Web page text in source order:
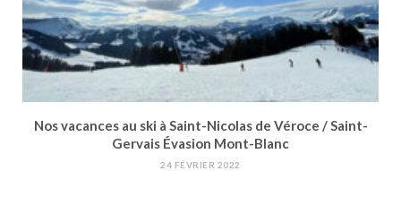
Nos vacances au ski à Saint-Nicolas de Véroce / Saint-
Gervais Évasion Mont-Blanc
24 FÉVRIER 2022